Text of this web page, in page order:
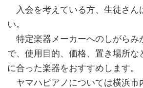
入会を考えている方、生徒さん
い。
特定楽器メーカーへのしがらみ
で、使用目的、価格、置き場所な
に合った楽器をおすすめします。
ヤマハピアノについては横浜市